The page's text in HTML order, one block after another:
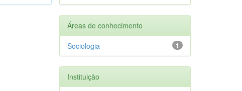
Áreas de conhecimento
1
Sociologia
Instituição